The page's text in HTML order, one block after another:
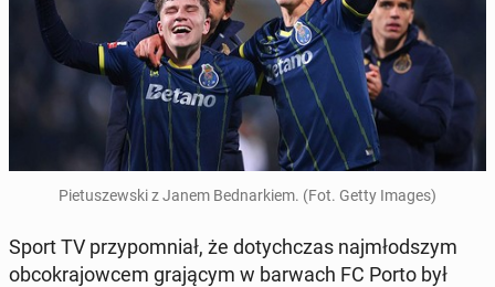
Pie­tu­szew­ski z Janem Bed­nar­kiem. (Fot. Getty Images)
Sport TV przy­po­mniał, że do­tych­czas naj­młod­szym
ob­co­kra­jow­cem gra­ją­cym w barwach FC Porto był